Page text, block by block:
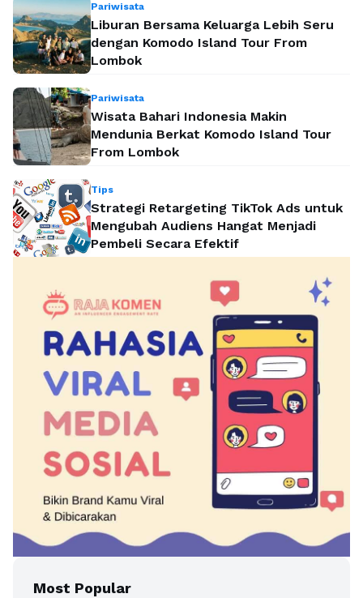
Pariwisata
Liburan Bersama Keluarga Lebih Seru
dengan Komodo Island Tour From
Lombok
Pariwisata
Wisata Bahari Indonesia Makin
Mendunia Berkat Komodo Island Tour
From Lombok
Tips
Strategi Retargeting TikTok Ads untuk
Mengubah Audiens Hangat Menjadi
Pembeli Secara Efektif
Most Popular